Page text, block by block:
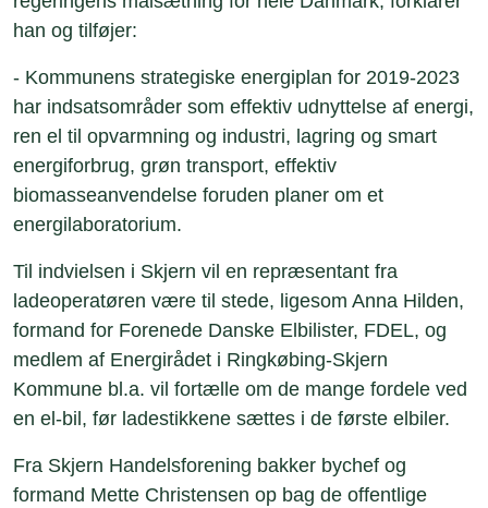
han og tilføjer:
- Kommunens strategiske energiplan for 2019-2023
har indsatsområder som effektiv udnyttelse af energi,
ren el til opvarmning og industri, lagring og smart
energiforbrug, grøn transport, effektiv
biomasseanvendelse foruden planer om et
energilaboratorium.
Til indvielsen i Skjern vil en repræsentant fra
ladeoperatøren være til stede, ligesom Anna Hilden,
formand for Forenede Danske Elbilister, FDEL, og
medlem af Energirådet i Ringkøbing-Skjern
Kommune bl.a. vil fortælle om de mange fordele ved
en el-bil, før ladestikkene sættes i de første elbiler.
Fra Skjern Handelsforening bakker bychef og
formand Mette Christensen op bag de offentlige